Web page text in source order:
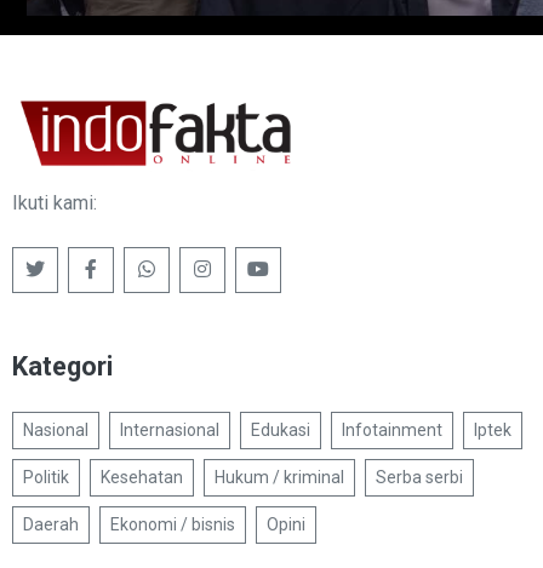
Ikuti kami:
Kategori
Nasional Internasional Edukasi Infotainment Iptek
Politik Kesehatan Hukum / kriminal Serba serbi
Daerah Ekonomi / bisnis Opini